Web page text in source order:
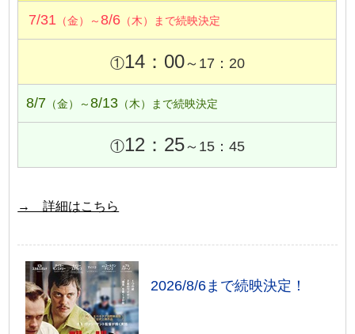
7/31 （金）～8/6 （木）まで続映決定
①14：00～17：20
8/7 （金）～8/13 （木）まで続映決定
①12：25～15：45
→ 詳細はこちら
2026/8/6まで続映決定！